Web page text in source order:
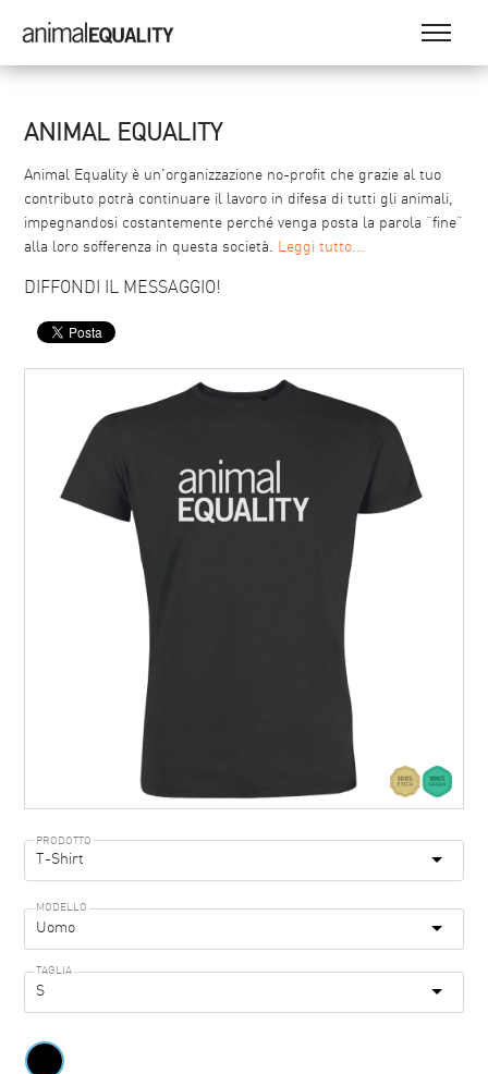
ANIMAL EQUALITY
Animal Equality è un'organizzazione no-profit che grazie al tuo
contributo potrà continuare il lavoro in difesa di tutti gli animali,
impegnandosi costantemente perché venga posta la parola “fine”
alla loro sofferenza in questa società. Leggi tutto...
DIFFONDI IL MESSAGGIO!
PRODOTTO
MODELLO
TAGLIA